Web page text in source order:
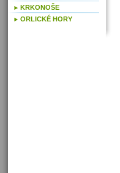
KRKONOŠE
ORLICKÉ HORY